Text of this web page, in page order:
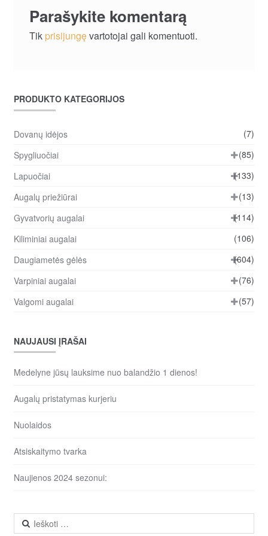
Parašykite komentarą
Tik prisijungęvartotojai gali komentuoti.
PRODUKTO KATEGORIJOS
Dovanų idėjos
(7)
Spygliuočiai
(85)
Lapuočiai
(133)
Augalų priežiūrai
(13)
Gyvatvorių augalai
(114)
Kiliminiai augalai
(106)
Daugiametės gėlės
(604)
Varpiniai augalai
(76)
Valgomi augalai
(57)
NAUJAUSI ĮRAŠAI
Medelyne jūsų lauksime nuo balandžio 1 dienos!
Augalų pristatymas kurjeriu
Nuolaidos
Atsiskaitymo tvarka
Naujienos 2024 sezonui:
Ieškoti: